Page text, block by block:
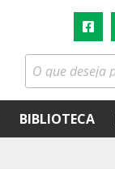
BIBLIOTECA